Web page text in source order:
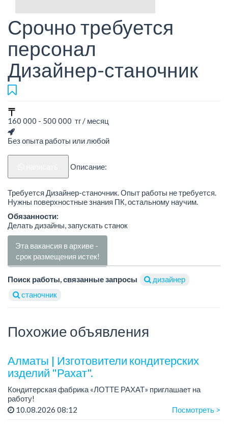
Срочно требуется
персонал
Дизайнер-станочник
160 000 - 500 000 тг / месяц
Без опыта работы или любой
Описание:
Требуется Дизайнер-станочник. Опыт работы не требуется.
Нужны поверхностные знания ПК, остальному научим.
Обязанности:
Делать дизайны, запускать станок
Эта вакансия в архиве -
срок размещения истек!
Поиск работы, связанные запросы
дизайнер
станочник
Похожие объявления
Алматы | Изготовители кондитерских
изделий "Рахат".
Кондитерская фабрика «ЛОТТЕ РАХАТ» приглашает на
работу!
График работы: сменный.
10.08.2026 08:12 Посмотреть >